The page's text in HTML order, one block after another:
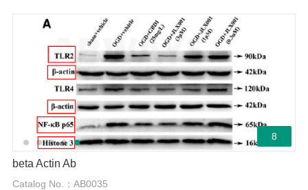
8
beta Actin Ab
Catalog No.： AB0035